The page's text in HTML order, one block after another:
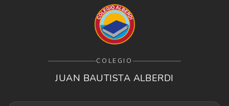
COLEGIO
JUAN BAUTISTA ALBERDI